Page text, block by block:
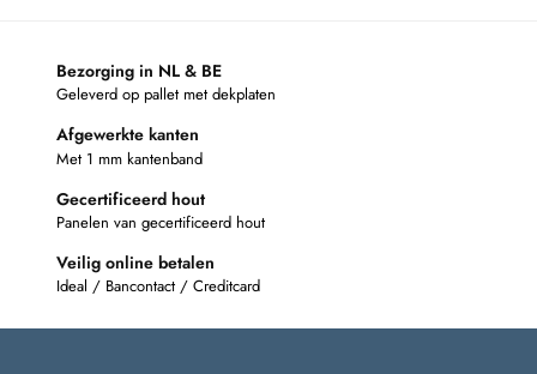
Bezorging in NL & BE
Geleverd op pallet met dekplaten
Afgewerkte kanten
Met 1 mm kantenband
Gecertificeerd hout
Panelen van gecertificeerd hout
Veilig online betalen
Ideal / Bancontact / Creditcard